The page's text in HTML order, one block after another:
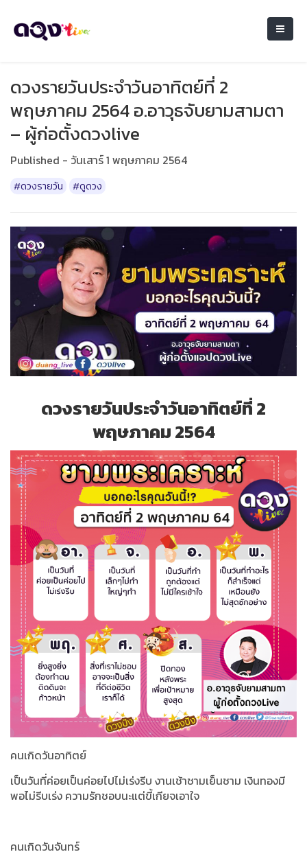
ดวงรายวันประจำวันอาทิตย์ที่ 2
พฤษภาคม 2564 อ.อาวุธจับยามสามตา
– ผู้ก่อตั้งดวงlive
Published - วันเสาร์ 1 พฤษภาคม 2564
#ดวงรายวัน #ดูดวง
ดวงรายวันประจำวันอาทิตย์ที่ 2
พฤษภาคม 2564
คนเกิดวันอาทิตย์
เป็นวันที่ค่อยเป็นค่อยไปไม่เร่งรีบ งานเช้าชามเย็นชาม เงินทองมี
พอไม่รีบเร่ง ความรักชอบนะแต่ขี้เกียจเอาใจ
คนเกิดวันจันทร์